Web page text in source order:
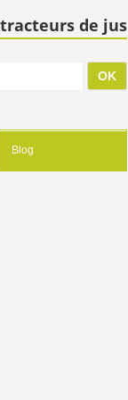
de jus
Blog